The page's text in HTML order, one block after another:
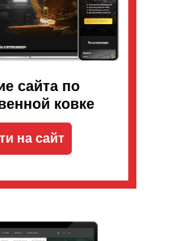
сайта по
ковке
на сайт